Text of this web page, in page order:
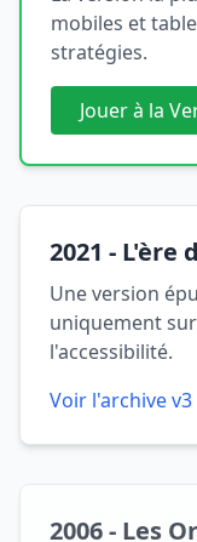
mobiles et
stratégies.
Jouer à la
2021 -
Une version
uniquement
l'accessibilité.
Voir l'archive
2006 - Les